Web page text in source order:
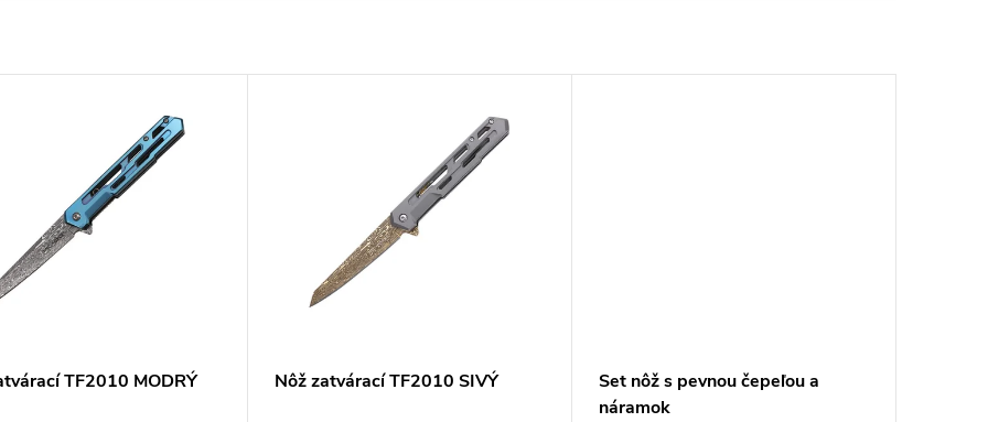
TF2010 MODRÝ Nôž zatvárací TF2010 SIVÝ
Set nôž s pevnou čepeľou a
náramok